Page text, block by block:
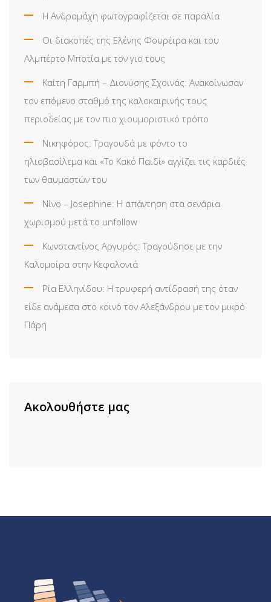
Η Ανδρομάχη φωτογραφίζεται σε παραλία
Οι διακοπές της Ελένης Φουρέιρα και του
Αλμπέρτο Μποτία με τον γιο τους
Καίτη Γαρμπή – Διονύσης Σχοινάς: Ανακοίνωσαν
τον επόμενο σταθμό της καλοκαιρινής τους
περιοδείας με τον πιο χιουμοριστικό τρόπο
Νικηφόρος: Τραγουδά με φόντο το
ηλιοβασίλεμα και «Το Κακό Παιδί» αγγίζει τις καρδιές
των θαυμαστών του
Νίνο – Josephine: Η απάντηση στα σενάρια
χωρισμού μετά το unfollow
Κωνσταντίνος Αργυρός: Τραγούδησε με την
Καλομοίρα στην Κεφαλονιά
Ρία Ελληνίδου: H τρυφερή αντίδρασή της όταν
είδε ανάμεσα στο κοινό τον Αλεξάνδρου με τον μικρό
Πάρη
Ακολουθήστε μας